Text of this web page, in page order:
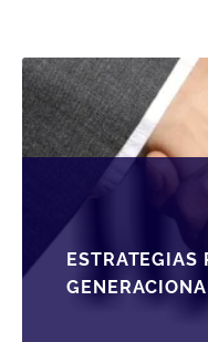
ESTRATEGIAS
LA LEY DE